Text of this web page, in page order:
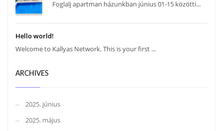
Foglalj apartman házunkban június 01-15 közötti...
Hello world!
Welcome to Kallyas Network. This is your first ...
ARCHIVES
2025. június
2025. május